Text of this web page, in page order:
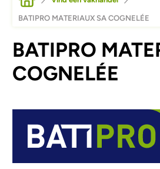
BATIPRO MATERIAUX SA COGNELÉE
BATIPRO
COGNELÉE